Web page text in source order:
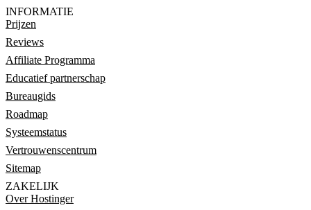
INFORMATIE
Prijzen
Reviews
Affiliate Programma
Educatief partnerschap
Bureaugids
Roadmap
Systeemstatus
Vertrouwenscentrum
Sitemap
ZAKELIJK
Over Hostinger